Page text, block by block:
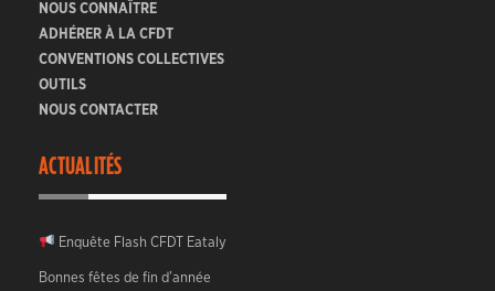
NOUS CONNAÎTRE
ADHÉRER À LA CFDT
CONVENTIONS COLLECTIVES
OUTILS
NOUS CONTACTER
ACTUALITÉS
Enquête Flash CFDT Eataly
Bonnes fêtes de fin d’année